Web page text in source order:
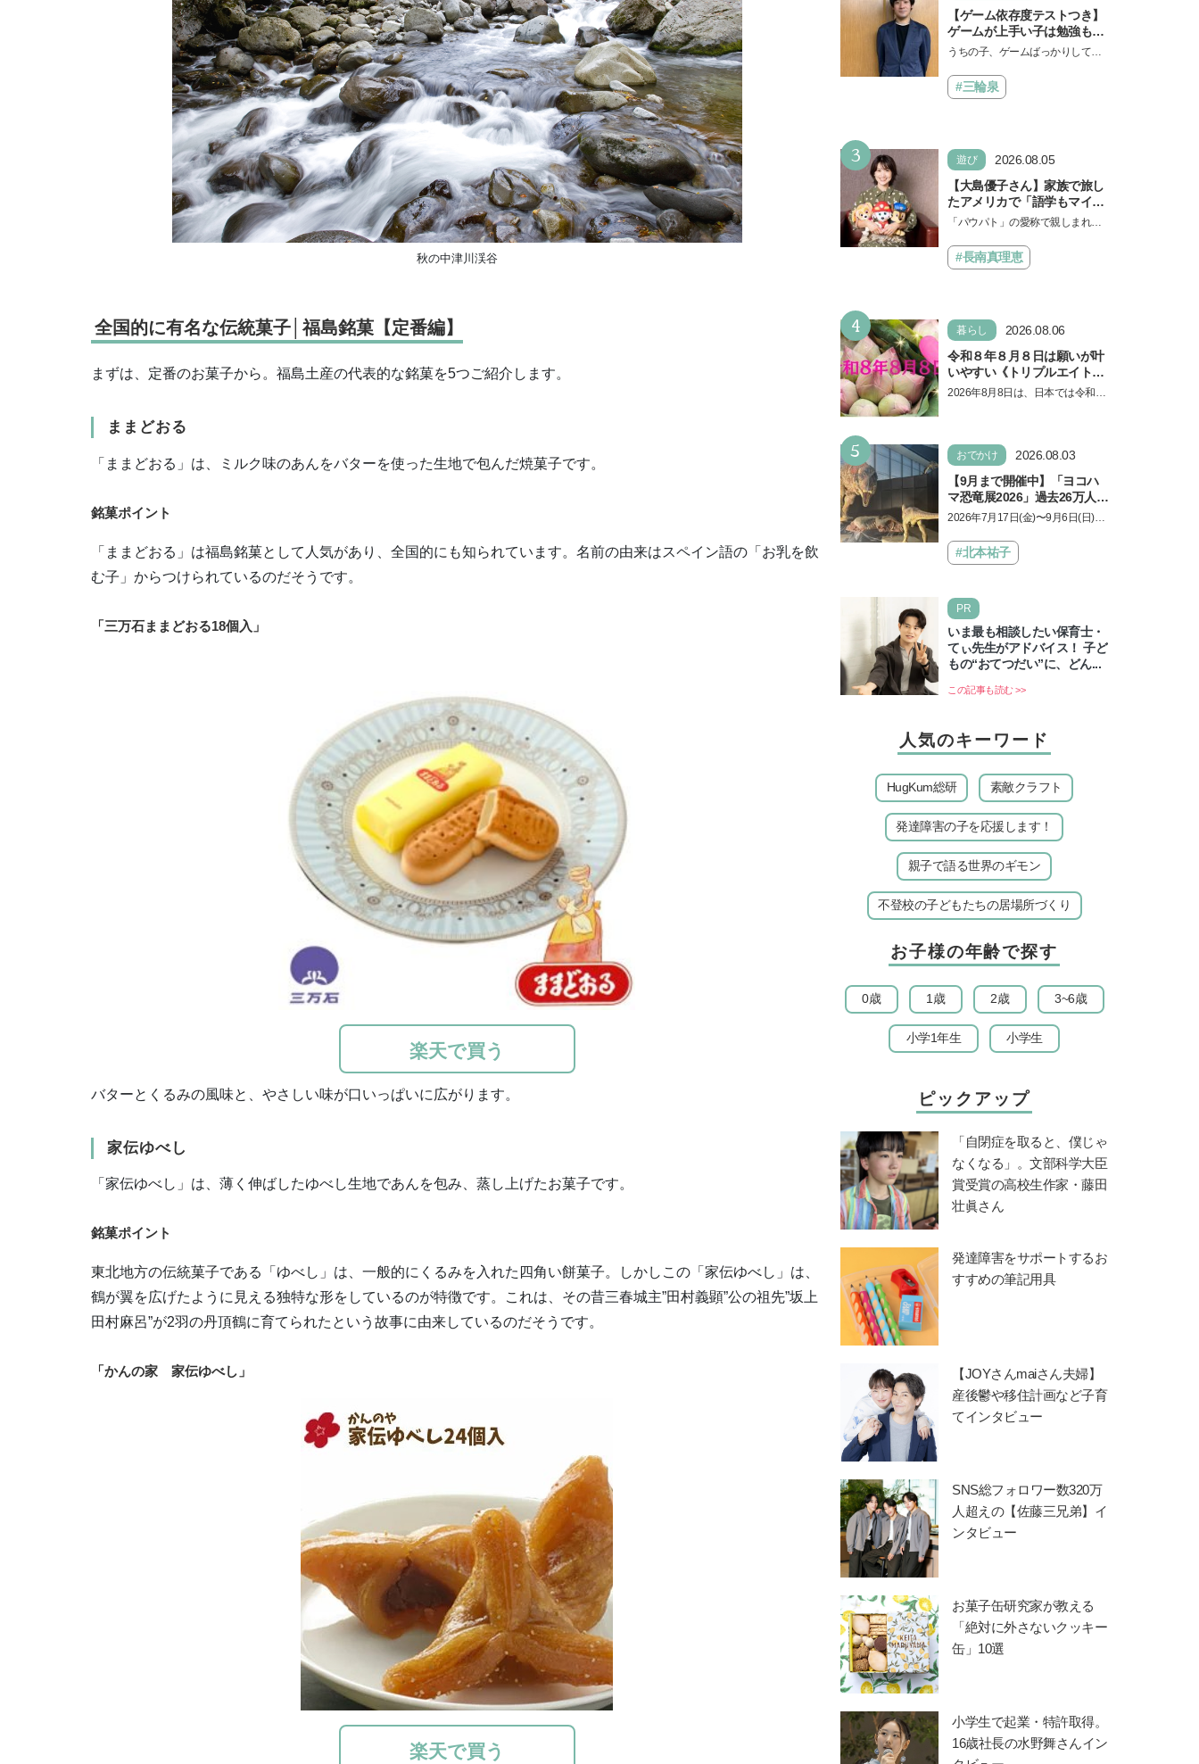
秋の中津川渓谷
全国的に有名な伝統菓子│福島銘菓【定番編】
まずは、定番のお菓子から。福島土産の代表的な銘菓を5つご紹介します。
ままどおる
「ままどおる」は、ミルク味のあんをバターを使った生地で包んだ焼菓子です。
銘菓ポイント
「ままどおる」は福島銘菓として人気があり、全国的にも知られています。名前の由来はスペイン語の「お乳を飲
む子」からつけられているのだそうです。
「三万石ままどおる18個入」
楽天で買う
バターとくるみの風味と、やさしい味が口いっぱいに広がります。
家伝ゆべし
「家伝ゆべし」は、薄く伸ばしたゆべし生地であんを包み、蒸し上げたお菓子です。
銘菓ポイント
東北地方の伝統菓子である「ゆべし」は、一般的にくるみを入れた四角い餅菓子。しかしこの「家伝ゆべし」は、
鶴が翼を広げたように見える独特な形をしているのが特徴です。これは、その昔三春城主”田村義顕”公の祖先”坂上
田村麻呂”が2羽の丹頂鶴に育てられたという故事に由来しているのだそうです。
「かんの家 家伝ゆべし」
楽天で買う
【ゲーム依存度テストつき】
ゲームが上手い子は勉強もで
きる？御三家中高卒でゲーマ
えるゲームしながら受験で勝
つためのメソッド
うちの子、ゲームばっかりしてい
言し、子どもとトラブルになる家
庭は多いもの。でも…
#三輪泉
3 遊び
2026.08.05
【大島優子さん】家族で旅し
たアメリカで「語学もマイン
ドも！ 子どもの成長はすごか
『パウ・パトロール ザ・ダイ
ノ・ムービー』ではあきらめ
「パウパト」の愛称で親しまれる
の劇場版シリーズ第3弾、映画『パ
ウ・パトロール ザ…
#長南真理恵
4 暮らし
2026.08.06
令和８年８月８日は願いが叶
いやすい《トリプルエイト》
の日！ 13日の獅子座の新月
2026年8月8日は、日本では令和8
5 おでかけ
2026.08.03
【9月まで開催中】「ヨコハ
マ恐竜展2026」過去26万人を
動員した恐竜展が9年ぶりに
しむポイントを完全ガイド
2026年7月17日(金)〜9月6日(日)、
「ヨコハマ恐竜展2026〜恐竜の食
卓大図鑑〜」が開催…
#北本祐子
PR
いま最も相談したい保育士・
てぃ先生がアドバイス！ 子ど
もの“おてつだい”に、どん...
この記事も読む >>
人気のキーワード
HugKum総研 素敵クラフト
発達障害の子を応援します！
親子で語る世界のギモン
不登校の子どもたちの居場所づくり
お子様の年齢で探す
0歳 1歳 2歳 3~6歳
小学1年生 小学生
ピックアップ
「自閉症を取ると、僕じゃ
なくなる」。文部科学大臣
賞受賞の高校生作家・藤田
壮眞さん
発達障害をサポートするお
すすめの筆記用具
【JOYさんmaiさん夫婦】
産後鬱や移住計画など子育
てインタビュー
SNS総フォロワー数320万
人超えの【佐藤三兄弟】イ
ンタビュー
お菓子缶研究家が教える
「絶対に外さないクッキー
缶」10選
小学生で起業・特許取得。
16歳社長の水野舞さんイン